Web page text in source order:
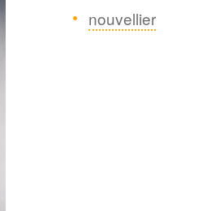
nouvellier